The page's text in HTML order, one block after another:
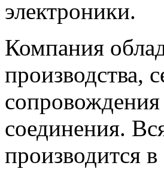
электроники.
Компания
производства,
сопровождения
соединения.
производится в